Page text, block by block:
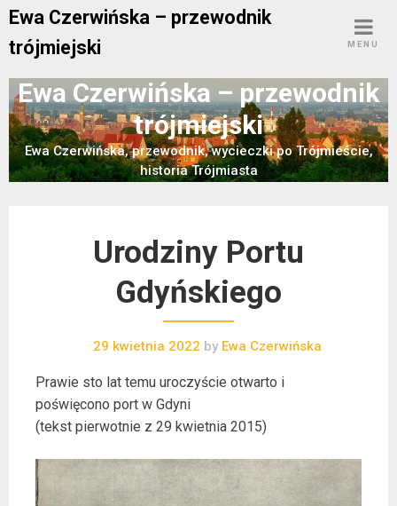
Skip
content
Ewa Czerwińska – przewodnik
trójmiejski
MENU
Ewa Czerwińska – przewodnik
trójmiejski
Ewa Czerwińska, przewodnik, wycieczki po Trójmieście,
historia Trójmiasta
Urodziny Portu
Gdyńskiego
29 kwietnia 2022 by Ewa Czerwińska
Prawie sto lat temu uroczyście otwarto i
poświęcono port w Gdyni
(tekst pierwotnie z 29 kwietnia 2015)